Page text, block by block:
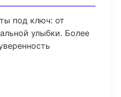
под ключ: от
улыбки. Более